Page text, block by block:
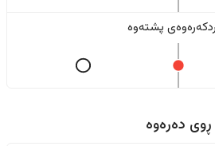
پشتەوە
ڕوی دەرەوە